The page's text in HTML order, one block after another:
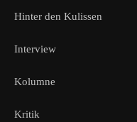
Hinter den Kulissen
Interview
Kolumne
Kritik